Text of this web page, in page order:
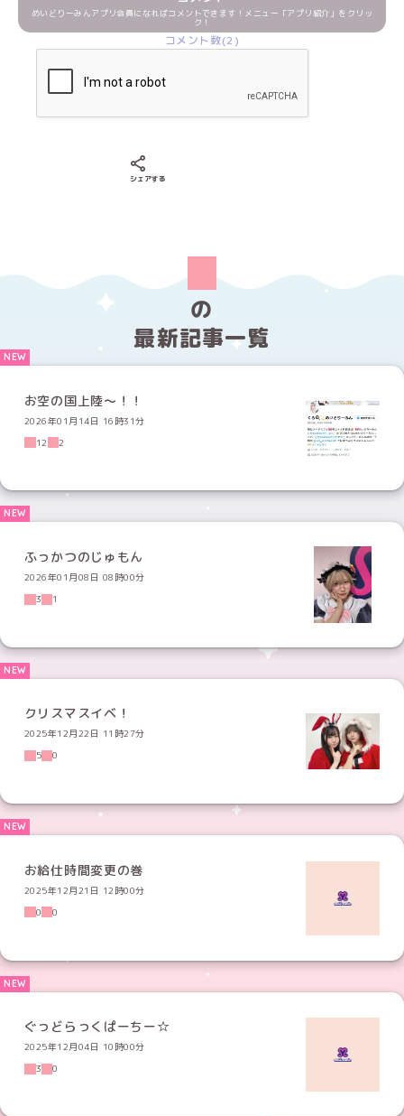
めいどりーみんアプリ会員になればコメントできます！メニュー「アプリ紹介」をクリッ
ク！
コメント数(2)
シェアする
の
最新記事一覧
お空の国上陸〜！！
2026年01月14日 16時31分
12
2
ふっかつのじゅもん
2026年01月08日 08時00分
3
1
クリスマスイベ！
2025年12月22日 11時27分
5
0
お給仕時間変更の巻
2025年12月21日 12時00分
0
0
ぐっどらっくぱーちー☆
2025年12月04日 10時00分
3
0